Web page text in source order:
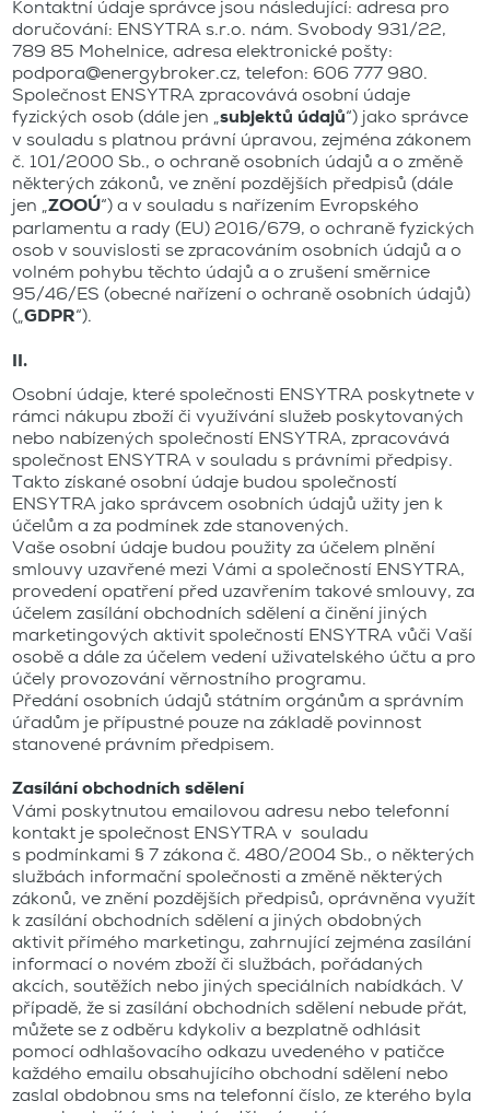
Kontaktní údaje správce jsou následující: adresa pro
doručování: ENSYTRA s.r.o. nám. Svobody 931/22,
789 85 Mohelnice, adresa elektronické pošty:
podpora@energybroker.cz, telefon: 606 777 980.
Společnost ENSYTRA zpracovává osobní údaje
fyzických osob (dále jen „subjektů údajů“) jako správce
v souladu s platnou právní úpravou, zejména zákonem
č. 101/2000 Sb., o ochraně osobních údajů a o změně
některých zákonů, ve znění pozdějších předpisů (dále
jen „ZOOÚ“) a v souladu s nařízením Evropského
parlamentu a rady (EU) 2016/679, o ochraně fyzických
osob v souvislosti se zpracováním osobních údajů a o
volném pohybu těchto údajů a o zrušení směrnice
95/46/ES (obecné nařízení o ochraně osobních údajů)
(„GDPR“).
II.
Osobní údaje, které společnosti ENSYTRA poskytnete v
rámci nákupu zboží či využívání služeb poskytovaných
nebo nabízených společností ENSYTRA, zpracovává
společnost ENSYTRA v souladu s právními předpisy.
Takto získané osobní údaje budou společností
ENSYTRA jako správcem osobních údajů užity jen k
účelům a za podmínek zde stanovených.
Vaše osobní údaje budou použity za účelem plnění
smlouvy uzavřené mezi Vámi a společností ENSYTRA,
provedení opatření před uzavřením takové smlouvy, za
účelem zasílání obchodních sdělení a činění jiných
marketingových aktivit společností ENSYTRA vůči Vaší
osobě a dále za účelem vedení uživatelského účtu a pro
účely provozování věrnostního programu.
Předání osobních údajů státním orgánům a správním
úřadům je přípustné pouze na základě povinnost
stanovené právním předpisem.
Zasílání obchodních sdělení
Vámi poskytnutou emailovou adresu nebo telefonní
kontakt je společnost ENSYTRA v souladu
s podmínkami § 7 zákona č. 480/2004 Sb., o některých
službách informační společnosti a změně některých
zákonů, ve znění pozdějších předpisů, oprávněna využít
k zasílání obchodních sdělení a jiných obdobných
aktivit přímého marketingu, zahrnující zejména zasílání
informací o novém zboží či službách, pořádaných
akcích, soutěžích nebo jiných speciálních nabídkách. V
případě, že si zasílání obchodních sdělení nebude přát,
můžete se z odběru kdykoliv a bezplatně odhlásit
pomocí odhlašovacího odkazu uvedeného v patičce
každého emailu obsahujícího obchodní sdělení nebo
zaslal obdobnou sms na telefonní číslo, ze kterého byla